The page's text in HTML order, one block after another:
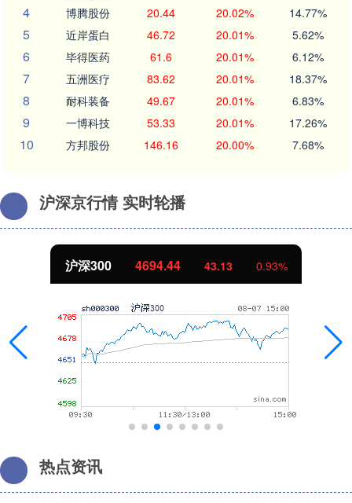
4 博腾股份 20.44 20.02% 14.77%
5 近岸蛋白 46.72 20.01% 5.62%
6 毕得医药 61.6 20.01% 6.12%
7 五洲医疗 83.62 20.01% 18.37%
8 耐科装备 49.67 20.01% 6.83%
9 一博科技 53.33 20.01% 17.26%
10 方邦股份 146.16 20.00% 7.68%
沪深京行情 实时轮播
沪深300 4694.44 43.13 0.93%
热点资讯